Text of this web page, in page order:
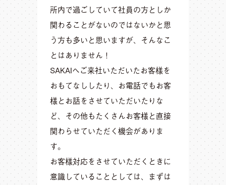
所内で過ごしていて社員の方としか
関わることがないのではないかと思
う方も多いと思いますが、そんなこ
とはありません！
SAKAIへご来社いただいたお客様を
おもてなししたり、お電話でもお客
様とお話をさせていただいたりな
ど、その他もたくさんお客様と直接
関わらせていただく機会がありま
す。
お客様対応をさせていただくときに
意識していることとしては、まずは